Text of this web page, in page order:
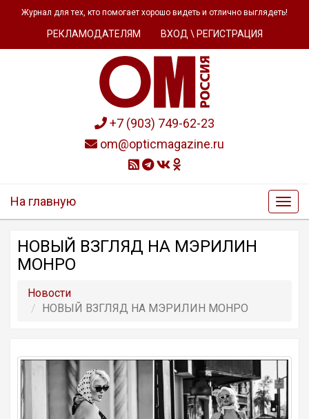
Журнал для тех, кто помогает хорошо видеть и отлично выглядеть!
РЕКЛАМОДАТЕЛЯМ ВХОД \ РЕГИСТРАЦИЯ
+7 (903) 749-62-23
om@opticmagazine.ru
На главную
НОВЫЙ ВЗГЛЯД НА МЭРИЛИН
МОНРО
Новости
НОВЫЙ ВЗГЛЯД НА МЭРИЛИН МОНРО